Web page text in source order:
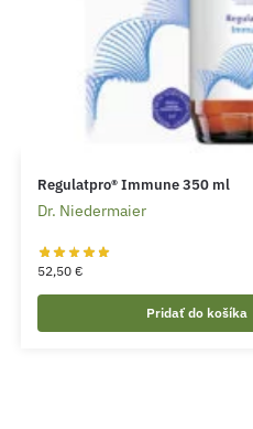
Regulatpro® Immune 350 ml
Dr. Niedermaier
52,50 €
Pridať do košíka